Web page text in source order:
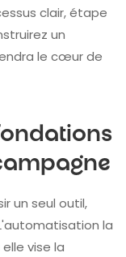
clair, étape
un
le cœur de
un seul outil,
la
vise la